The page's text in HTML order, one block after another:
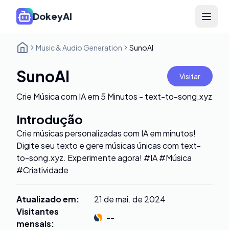
DokeyAI Open
Music & Audio Generation SunoAI
SunoAI Visitar
Crie Música com IA em 5 Minutos - text-to-song.xyz
Introdução
Crie músicas personalizadas com IA em minutos!
Digite seu texto e gere músicas únicas com text-
to-song.xyz. Experimente agora! #IA #Música
#Criatividade
Atualizado em:
21 de mai. de 2024
Visitantes
mensais:
--